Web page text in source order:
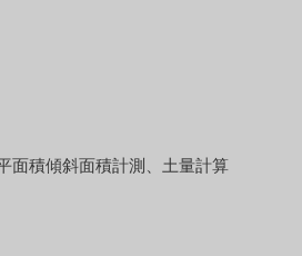
面積傾斜面積計測、土量計算